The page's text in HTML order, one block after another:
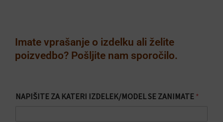
Imate vprašanje o izdelku ali želite
poizvedbo? Pošljite nam sporočilo.
*NAPIŠITE ZA KATERI IZDELEK/MODEL SE ZANIMATE *